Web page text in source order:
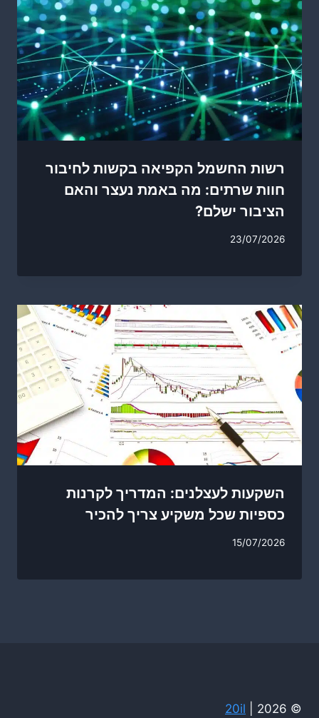
רשות החשמל הקפיאה בקשות לחיבור
חוות שרתים: מה באמת נעצר והאם
הציבור ישלם?
23/07/2026
השקעות לעצלנים: המדריך לקרנות
כספיות שכל משקיע צריך להכיר
15/07/2026
© 2026 |
20il